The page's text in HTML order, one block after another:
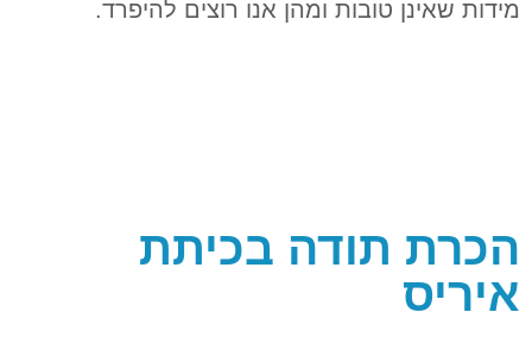
מידות שאינן טובות ומהן אנו רוצים להיפרד.
הכרת תודה בכיתת
איריס